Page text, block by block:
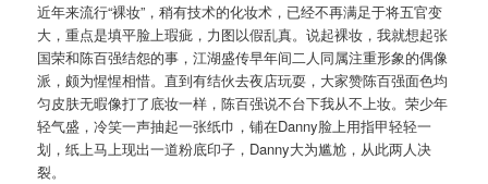
近年来流行“裸妆”，稍有技术的化妆术，已经不再满足于将五官变
大，重点是填平脸上瑕疵，力图以假乱真。说起裸妆，我就想起张
国荣和陈百强结怨的事，江湖盛传早年间二人同属注重形象的偶像
派，颇为惺惺相惜。直到有结伙去夜店玩耍，大家赞陈百强面色均
匀皮肤无暇像打了底妆一样，陈百强说不台下我从不上妆。荣少年
轻气盛，冷笑一声抽起一张纸巾，铺在Danny脸上用指甲轻轻一
划，纸上马上现出一道粉底印子，Danny大为尴尬，从此两人决
裂。